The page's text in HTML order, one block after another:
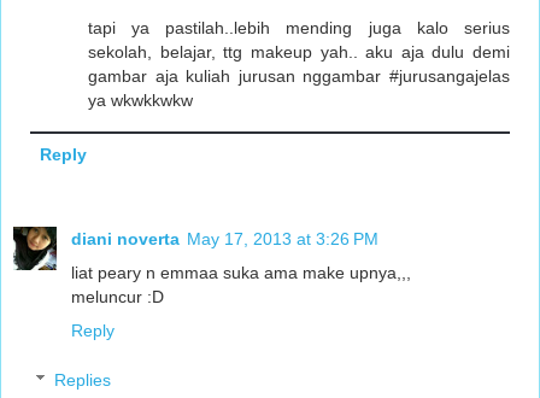
tapi ya pastilah..lebih mending juga kalo serius
sekolah, belajar, ttg makeup yah.. aku aja dulu demi
gambar aja kuliah jurusan nggambar #jurusangajelas
ya wkwkkwkw
Reply
diani noverta May 17, 2013 at 3:26 PM
liat peary n emmaa suka ama make upnya,,,
meluncur :D
Reply
Replies